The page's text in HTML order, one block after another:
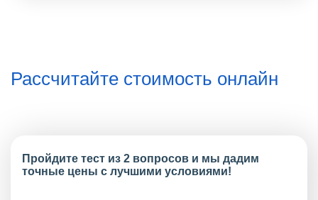
Рассчитайте стоимость онлайн
Пройдите тест из 2 вопросов и мы дадим
точные цены с лучшими условиями!